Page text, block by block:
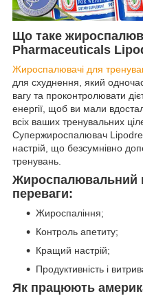
Що таке
Pharmaceuticals
Жироспалювачі для
для схуднення, який
вагу та проконтролювати
енергії, щоб ви мали
всіх ваших тренувальних
Супержироспалювач
настрій, що безсумнівно
тренувань.
Жироспалювальний
переваги:
Жироспаління;
Контроль апетиту;
Кращий настрій;
Продуктивність і
Як працюють